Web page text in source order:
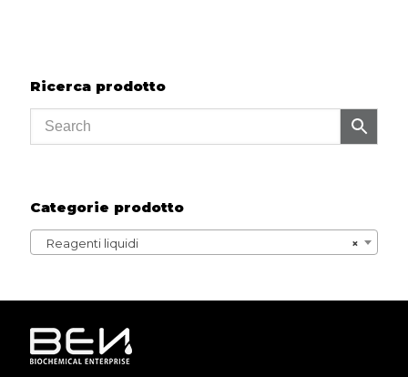
Ricerca prodotto
Categorie prodotto
×
Reagenti liquidi